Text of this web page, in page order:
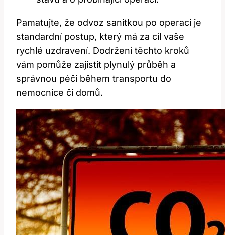
Pamatujte, že odvoz sanitkou po operaci je
standardní postup, který má za cíl vaše
rychlé uzdravení. Dodržení těchto kroků
vám pomůže zajistit plynulý průběh a
správnou péči během transportu do
nemocnice či domů.